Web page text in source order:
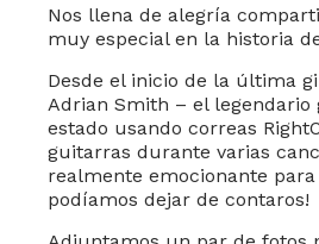
Nos llena de alegría
muy especial en la historia
Desde el inicio de la última
Adrian Smith – el
estado usando correas
guitarras durante varias
realmente emocionante
podíamos dejar de contaros!